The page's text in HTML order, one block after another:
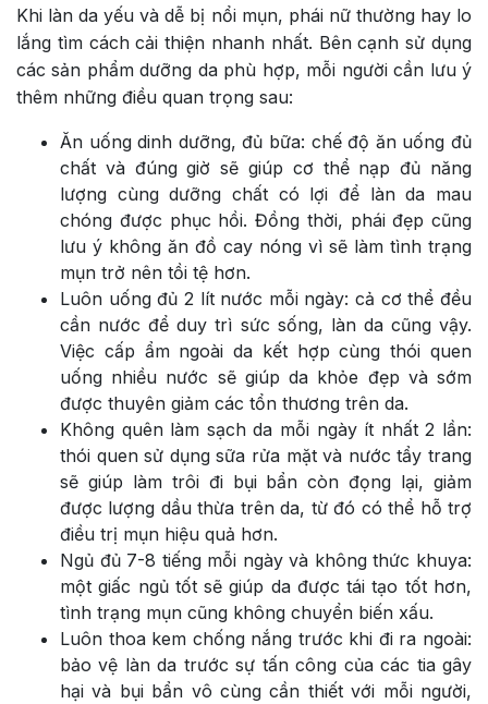
Khi làn da yếu và dễ bị nổi mụn, phái nữ thường hay lo
lắng tìm cách cải thiện nhanh nhất. Bên cạnh sử dụng
các sản phẩm dưỡng da phù hợp, mỗi người cần lưu ý
thêm những điều quan trọng sau:
Ăn uống dinh dưỡng, đủ bữa: chế độ ăn uống đủ
chất và đúng giờ sẽ giúp cơ thể nạp đủ năng
lượng cùng dưỡng chất có lợi để làn da mau
chóng được phục hồi. Đồng thời, phái đẹp cũng
lưu ý không ăn đồ cay nóng vì sẽ làm tình trạng
mụn trở nên tồi tệ hơn.
Luôn uống đủ 2 lít nước mỗi ngày: cả cơ thể đều
cần nước để duy trì sức sống, làn da cũng vậy.
Việc cấp ẩm ngoài da kết hợp cùng thói quen
uống nhiều nước sẽ giúp da khỏe đẹp và sớm
được thuyên giảm các tổn thương trên da.
Không quên làm sạch da mỗi ngày ít nhất 2 lần:
thói quen sử dụng sữa rửa mặt và nước tẩy trang
sẽ giúp làm trôi đi bụi bẩn còn đọng lại, giảm
được lượng dầu thừa trên da, từ đó có thể hỗ trợ
điều trị mụn hiệu quả hơn.
Ngủ đủ 7-8 tiếng mỗi ngày và không thức khuya:
một giấc ngủ tốt sẽ giúp da được tái tạo tốt hơn,
tình trạng mụn cũng không chuyển biến xấu.
Luôn thoa kem chống nắng trước khi đi ra ngoài:
bảo vệ làn da trước sự tấn công của các tia gây
hại và bụi bẩn vô cùng cần thiết với mỗi người,